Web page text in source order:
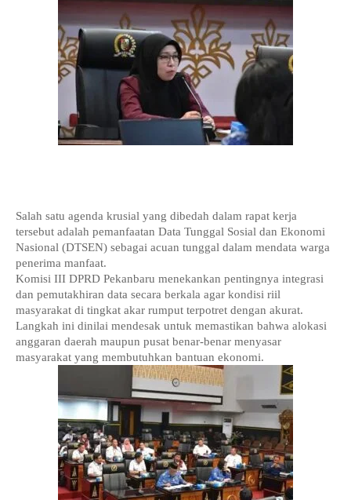
Salah satu agenda krusial yang dibedah dalam rapat kerja
tersebut adalah pemanfaatan Data Tunggal Sosial dan Ekonomi
Nasional (DTSEN) sebagai acuan tunggal dalam mendata warga
penerima manfaat.
Komisi III DPRD Pekanbaru menekankan pentingnya integrasi
dan pemutakhiran data secara berkala agar kondisi riil
masyarakat di tingkat akar rumput terpotret dengan akurat.
Langkah ini dinilai mendesak untuk memastikan bahwa alokasi
anggaran daerah maupun pusat benar-benar menyasar
masyarakat yang membutuhkan bantuan ekonomi.